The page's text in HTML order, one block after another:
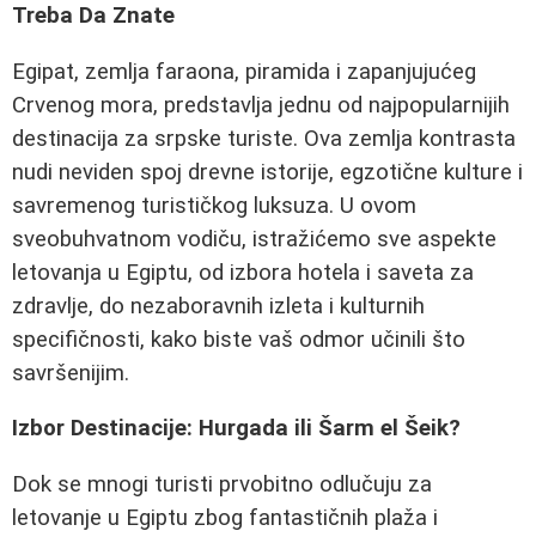
Treba Da Znate
Egipat, zemlja faraona, piramida i zapanjujućeg
Crvenog mora, predstavlja jednu od najpopularnijih
destinacija za srpske turiste. Ova zemlja kontrasta
nudi neviden spoj drevne istorije, egzotične kulture i
savremenog turističkog luksuza. U ovom
sveobuhvatnom vodiču, istražićemo sve aspekte
letovanja u Egiptu, od izbora hotela i saveta za
zdravlje, do nezaboravnih izleta i kulturnih
specifičnosti, kako biste vaš odmor učinili što
savršenijim.
Izbor Destinacije: Hurgada ili Šarm el Šeik?
Dok se mnogi turisti prvobitno odlučuju za
letovanje u Egiptu zbog fantastičnih plaža i